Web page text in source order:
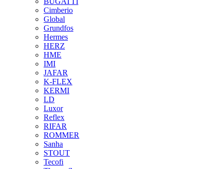
Cimberio
Global
Grundfos
Hermes
HERZ
HME
IMI
JAFAR
K-FLEX
KERMI
LD
Luxor
Reflex
RIFAR
ROMMER
Sanha
STOUT
Tecofi